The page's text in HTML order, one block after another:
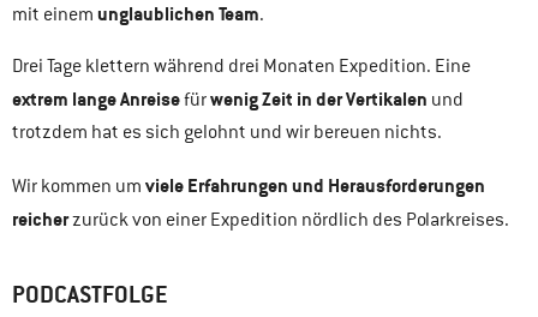
mit einem unglaublichen Team.
Drei Tage klettern während drei Monaten Expedition. Eine
extrem lange Anreisefürwenig Zeit in der Vertikalen und
trotzdem hat es sich gelohnt und wir bereuen nichts.
Wir kommen um viele Erfahrungen und Herausforderungen
reicherzurück von einer Expedition nördlich des Polarkreises.
PODCASTFOLGE